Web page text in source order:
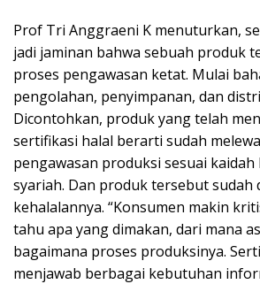
Prof Tri Anggraeni K menuturkan,
jadi jaminan bahwa sebuah produk
proses pengawasan ketat. Mulai
pengolahan, penyimpanan, dan
Dicontohkan, produk yang telah
sertifikasi halal berarti sudah
pengawasan produksi sesuai kaidah
syariah. Dan produk tersebut sudah
kehalalannya. “Konsumen makin
tahu apa yang dimakan, dari mana
bagaimana proses produksinya.
menjawab berbagai kebutuhan